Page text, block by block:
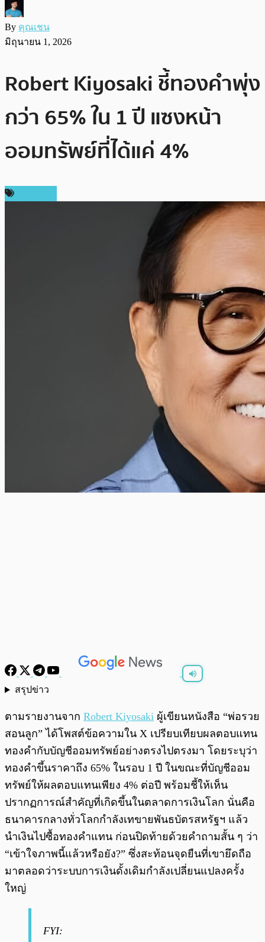
By คุณเชน
มิถุนายน 1, 2026
Robert Kiyosaki ชี้ทองคำพุ่ง
กว่า 65% ใน 1 ปี แซงหน้า
ออมทรัพย์ที่ได้แค่ 4%
สรุปข่าว
ตามรายงานจาก Robert Kiyosaki ผู้เขียนหนังสือ “พ่อรวย
สอนลูก” ได้โพสต์ข้อความใน X เปรียบเทียบผลตอบแทน
ทองคำกับบัญชีออมทรัพย์อย่างตรงไปตรงมา โดยระบุว่า
ทองคำขึ้นราคาถึง 65% ในรอบ 1 ปี ในขณะที่บัญชีออม
ทรัพย์ให้ผลตอบแทนเพียง 4% ต่อปี พร้อมชี้ให้เห็น
ปรากฏการณ์สำคัญที่เกิดขึ้นในตลาดการเงินโลก นั่นคือ
ธนาคารกลางทั่วโลกกำลังเทขายพันธบัตรสหรัฐฯ แล้ว
นำเงินไปซื้อทองคำแทน ก่อนปิดท้ายด้วยคำถามสั้น ๆ ว่า
“เข้าใจภาพนี้แล้วหรือยัง?” ซึ่งสะท้อนจุดยืนที่เขายึดถือ
มาตลอดว่าระบบการเงินดั้งเดิมกำลังเปลี่ยนแปลงครั้ง
ใหญ่
FYI: